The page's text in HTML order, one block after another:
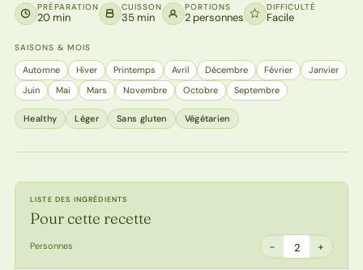
PRÉPARATION
20 min
CUISSON
35 min
PORTIONS
2 personnes
DIFFICULTÉ
Facile
SAISONS & MOIS
Automne Hiver Printemps Avril Décembre Février
Janvier
Juin
Mai Mars Novembre Octobre Septembre
Healthy Léger Sans gluten Végétarien
LISTE DES INGRÉDIENTS
Pour cette recette
Personnes − 2 +